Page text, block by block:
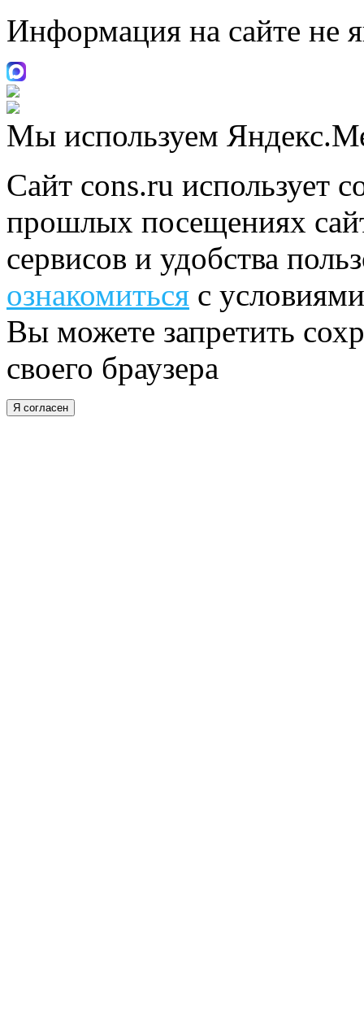
Информация на сайте не
Мы используем
Сайт cons.ru использует
прошлых посещениях
сервисов и удобства
ознакомиться с
Вы можете запретить
своего браузера
Я согласен